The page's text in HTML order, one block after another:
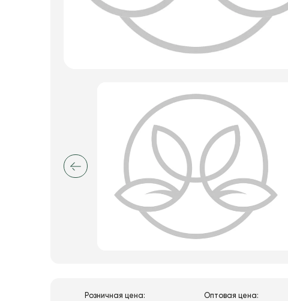
Искусственные цветы и растения
Декоративные вазы, кашпо
Изделия из металла
Сухоцветы
Розничная цена: Оптовая цена: